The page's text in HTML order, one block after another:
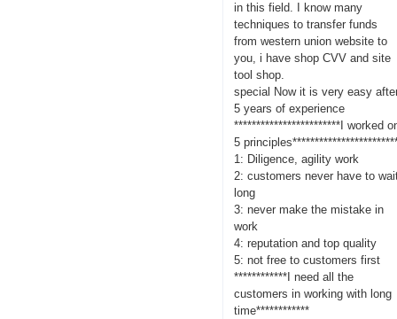
in this field. I know many
techniques to transfer funds
from western union website to
you, i have shop CVV and site
tool shop.
special Now it is very easy
5 years of experience
************************I worked
5
1: Diligence, agility work
2: customers never have to
long
3: never make the mistake in
work
4: reputation and top quality
5: not free to customers first
************I need all the
customers in working with long
time************